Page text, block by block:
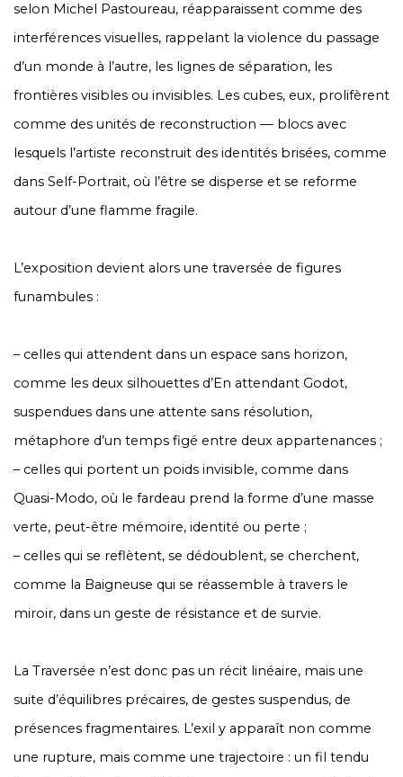
selon Michel Pastoureau, réapparaissent comme des
interférences visuelles, rappelant la violence du passage
d’un monde à l’autre, les lignes de séparation, les
frontières visibles ou invisibles. Les cubes, eux, prolifèrent
comme des unités de reconstruction — blocs avec
lesquels l’artiste reconstruit des identités brisées, comme
dans Self-Portrait, où l’être se disperse et se reforme
autour d’une flamme fragile.
L’exposition devient alors une traversée de figures
funambules :
– celles qui attendent dans un espace sans horizon,
comme les deux silhouettes d’En attendant Godot,
suspendues dans une attente sans résolution,
métaphore d’un temps figé entre deux appartenances ;
– celles qui portent un poids invisible, comme dans
Quasi-Modo, où le fardeau prend la forme d’une masse
verte, peut-être mémoire, identité ou perte ;
– celles qui se reflètent, se dédoublent, se cherchent,
comme la Baigneuse qui se réassemble à travers le
miroir, dans un geste de résistance et de survie.
La Traversée n’est donc pas un récit linéaire, mais une
suite d’équilibres précaires, de gestes suspendus, de
présences fragmentaires. L’exil y apparaît non comme
une rupture, mais comme une trajectoire : un fil tendu